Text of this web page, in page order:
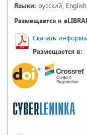
Языки: русский, English.
Размещается в
Скачать
Размещается в: